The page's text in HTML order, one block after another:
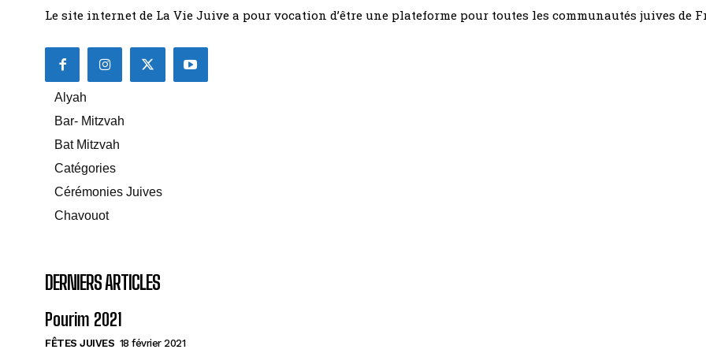
Le site internet de La Vie Juive a pour vocation d’être une plateforme pour toutes les communautés juives de
Alyah
Bar- Mitzvah
Bat Mitzvah
Catégories
Cérémonies Juives
Chavouot
DERNIERS ARTICLES
Pourim 2021
FÊTES JUIVES 18 février 2021